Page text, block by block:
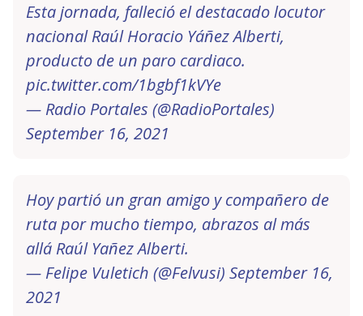
Esta jornada, falleció el destacado locutor
nacional Raúl Horacio Yáñez Alberti,
producto de un paro cardiaco.
pic.twitter.com/1bgbf1kVYe
— Radio Portales (@RadioPortales)
September 16, 2021
Hoy partió un gran amigo y compañero de
ruta por mucho tiempo, abrazos al más
allá Raúl Yañez Alberti.
— Felipe Vuletich (@Felvusi) September 16,
2021